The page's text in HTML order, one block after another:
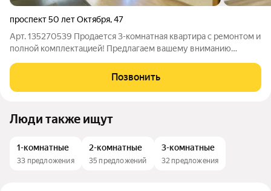
проспект 50 лет Октября,47
Арт. 135270539 Продается 3-комнатная квартира с ремонтом и
полной комплектацией! Предлагаем вашему вниманию
проживанию. Выполнен ремонт: полы залиты и выровнены,
идеальная стяжка гарантирует
Позвонить
Люди также ищут
1-комнатные
33 предложения
2-комнатные
35 предложений
3-комнатные
32 предложения